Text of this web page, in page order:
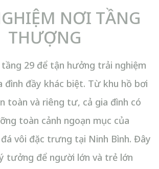
NƠI TẦNG
THƯỢNG
29 để tận hưởng trải nghiệm
đình đầy khác biệt. Từ khu hồ bơi
toàn và riêng tư, cả gia đình có
toàn cảnh ngoạn mục của
vôi đặc trưng tại Ninh Bình. Đây
tưởng để người lớn và trẻ lớn